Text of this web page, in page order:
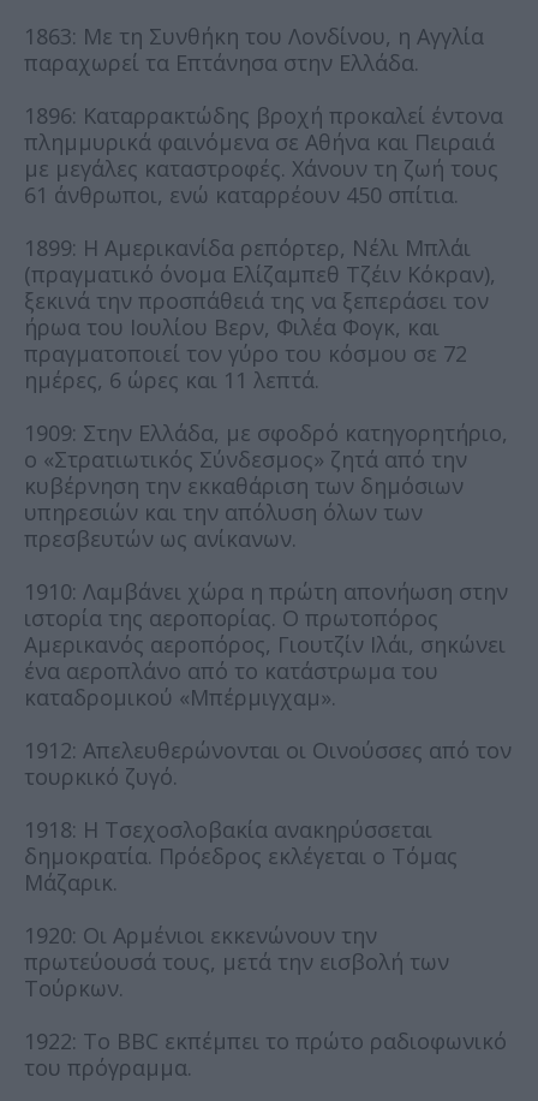
1863: Με τη Συνθήκη του Λονδίνου, η Αγγλία
παραχωρεί τα Επτάνησα στην Ελλάδα.
1896: Καταρρακτώδης βροχή προκαλεί έντονα
πλημμυρικά φαινόμενα σε Αθήνα και Πειραιά
με μεγάλες καταστροφές. Χάνουν τη ζωή τους
61 άνθρωποι, ενώ καταρρέουν 450 σπίτια.
1899: Η Αμερικανίδα ρεπόρτερ, Νέλι Μπλάι
(πραγματικό όνομα Ελίζαμπεθ Τζέιν Κόκραν),
ξεκινά την προσπάθειά της να ξεπεράσει τον
ήρωα του Ιουλίου Βερν, Φιλέα Φογκ, και
πραγματοποιεί τον γύρο του κόσμου σε 72
ημέρες, 6 ώρες και 11 λεπτά.
1909: Στην Ελλάδα, με σφοδρό κατηγορητήριο,
ο «Στρατιωτικός Σύνδεσμος» ζητά από την
κυβέρνηση την εκκαθάριση των δημόσιων
υπηρεσιών και την απόλυση όλων των
πρεσβευτών ως ανίκανων.
1910: Λαμβάνει χώρα η πρώτη απονήωση στην
ιστορία της αεροπορίας. Ο πρωτοπόρος
Αμερικανός αεροπόρος, Γιουτζίν Ιλάι, σηκώνει
ένα αεροπλάνο από το κατάστρωμα του
καταδρομικού «Μπέρμιγχαμ».
1912: Απελευθερώνονται οι Οινούσσες από τον
τουρκικό ζυγό.
1918: Η Τσεχοσλοβακία ανακηρύσσεται
δημοκρατία. Πρόεδρος εκλέγεται ο Τόμας
Μάζαρικ.
1920: Οι Αρμένιοι εκκενώνουν την
πρωτεύουσά τους, μετά την εισβολή των
Τούρκων.
1922: Το BBC εκπέμπει το πρώτο ραδιοφωνικό
του πρόγραμμα.